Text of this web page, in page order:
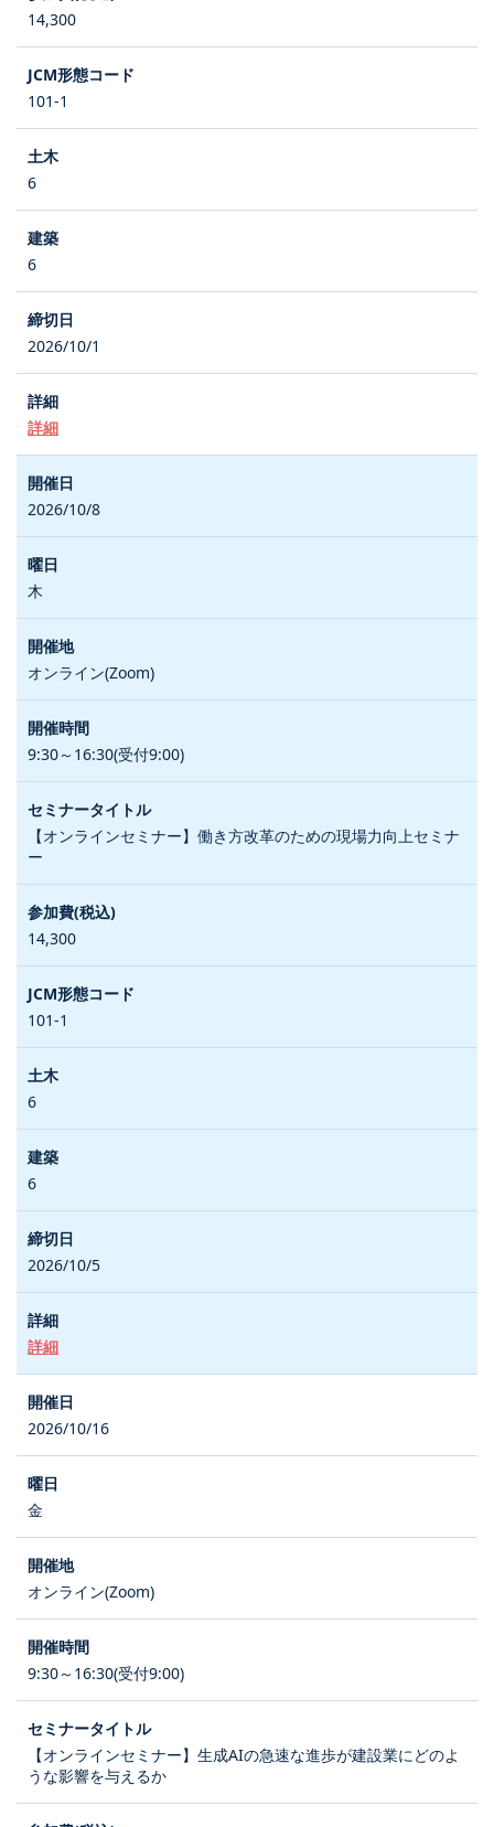
14,300
101-1
6
6
2026/10/1
詳細
2026/10/8
木
オンライン(Zoom)
9:30～16:30(受付9:00)
【オンラインセミナー】働き方改革のための現場力向上セミナ
ー
14,300
101-1
6
6
2026/10/5
詳細
2026/10/16
金
オンライン(Zoom)
9:30～16:30(受付9:00)
【オンラインセミナー】生成AIの急速な進歩が建設業にどのよ
うな影響を与えるか